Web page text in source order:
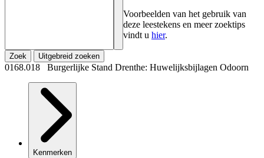
Voorbeelden van het gebruik van
deze leestekens en meer zoektips
vindt u hier.
Zoek Uitgebreid zoeken
0168.018 Burgerlijke Stand Drenthe: Huwelijksbijlagen Odoorn
Kenmerken